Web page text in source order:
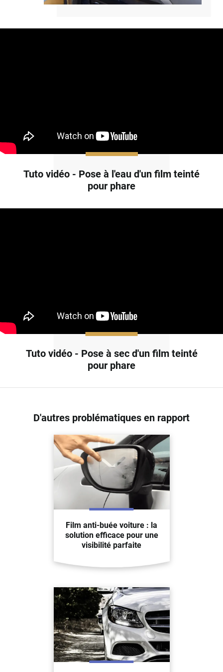
Tuto vidéo - Pose à l'eau d'un film teinté
pour phare
Tuto vidéo - Pose à sec d'un film teinté
pour phare
D'autres problématiques en rapport
Film anti-buée voiture : la
solution efficace pour une
visibilité parfaite